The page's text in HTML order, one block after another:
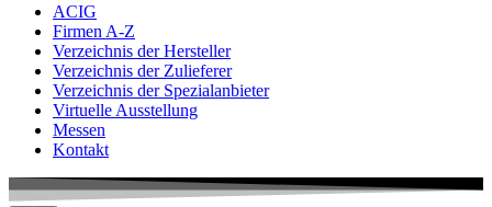
ACIG
Firmen A-Z
Verzeichnis der Hersteller
Verzeichnis der Zulieferer
Verzeichnis der Spezialanbieter
Virtuelle Ausstellung
Messen
Kontakt